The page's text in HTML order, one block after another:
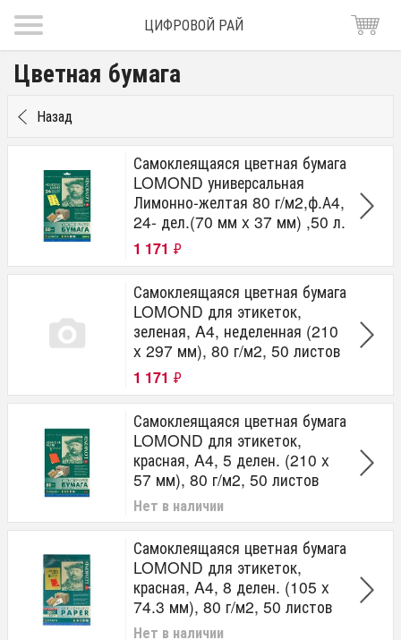
ЦИФРОВОЙ РАЙ
Цветная бумага
Назад
Самоклеящаяся цветная бумага
LOMOND универсальная
Лимонно-желтая 80 г/м2,ф.А4,
24- дел.(70 мм x 37 мм) ,50 л.
1 171 ₽
Самоклеящаяся цветная бумага
LOMOND для этикеток,
зеленая, A4, неделенная (210
x 297 мм), 80 г/м2, 50 листов
1 171 ₽
Самоклеящаяся цветная бумага
LOMOND для этикеток,
красная, A4, 5 делен. (210 x
57 мм), 80 г/м2, 50 листов
Нет в наличии
Самоклеящаяся цветная бумага
LOMOND для этикеток,
красная, A4, 8 делен. (105 x
74.3 мм), 80 г/м2, 50 листов
Нет в наличии